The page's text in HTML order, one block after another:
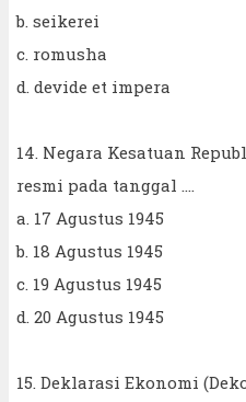
b. seikerei
c. romusha
d. devide et impera
14. Negara Kesatuan
resmi pada tanggal ....
a. 17 Agustus 1945
b. 18 Agustus 1945
c. 19 Agustus 1945
d. 20 Agustus 1945
15. Deklarasi Ekonomi